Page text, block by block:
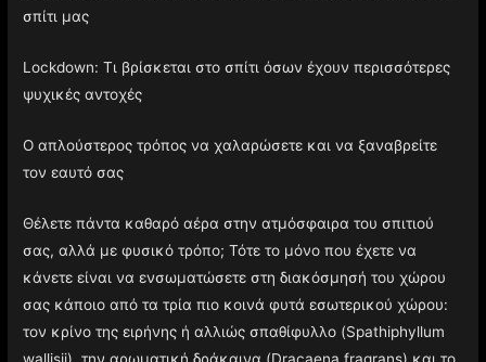
σπίτι μας
Lockdown: Τι βρίσκεται στο σπίτι όσων έχουν περισσότερες
ψυχικές αντοχές
Ο απλούστερος τρόπος να χαλαρώσετε και να ξαναβρείτε
τον εαυτό σας
Θέλετε πάντα καθαρό αέρα στην ατμόσφαιρα του σπιτιού
σας, αλλά με φυσικό τρόπο; Τότε το μόνο που έχετε να
κάνετε είναι να ενσωματώσετε στη διακόσμησή του χώρου
σας κάποιο από τα τρία πιο κοινά φυτά εσωτερικού χώρου:
τον κρίνο της ειρήνης ή αλλιώς σπαθίφυλλο (Spathiphyllum
wallisii), την αρωματική δράκαινα (Dracaena fragrans) και το